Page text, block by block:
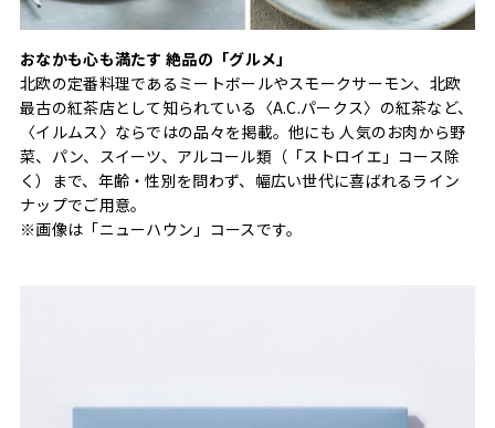
おなかも心も満たす 絶品の「グルメ」
北欧の定番料理であるミートボールやスモークサーモン、北欧
最古の紅茶店として知られている〈A.C.パークス〉の紅茶など、
〈イルムス〉ならではの品々を掲載。他にも 人気のお肉から野
菜、パン、スイーツ、アルコール類（「ストロイエ」コース除
く）まで、年齢・性別を問わず、幅広い世代に喜ばれるライン
ナップでご用意。
※画像は「ニューハウン」コースです。